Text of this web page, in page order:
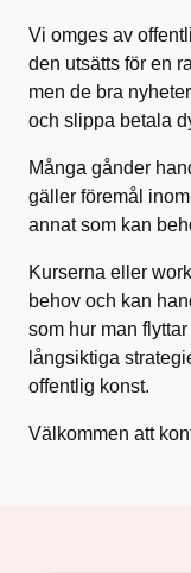
Vi omges av
den utsätts för en
men de bra
och slippa betala
Många gånder
gäller föremål
annat som kan
Kurserna eller
behov och kan
som hur man
långsiktiga
offentlig konst.
Välkommen att